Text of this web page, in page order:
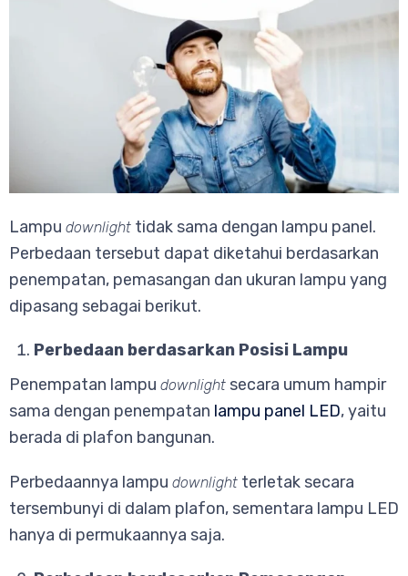
Lampu downlight tidak sama dengan lampu panel.
Perbedaan tersebut dapat diketahui berdasarkan
penempatan, pemasangan dan ukuran lampu yang
dipasang sebagai berikut.
Perbedaan berdasarkan Posisi Lampu
Penempatan lampu downlight secara umum hampir
sama dengan penempatan lampu panel LED, yaitu
berada di plafon bangunan.
Perbedaannya lampu downlight terletak secara
tersembunyi di dalam plafon, sementara lampu LED
hanya di permukaannya saja.